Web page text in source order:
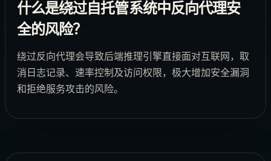
什么是绕过自托管系统中反向代理安
全的风险？
绕过反向代理会导致后端推理引擎直接面对互联网，取
消日志记录、速率控制及访问权限，极大增加安全漏洞
和拒绝服务攻击的风险。